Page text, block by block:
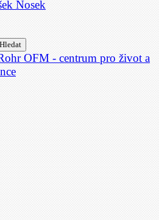
Nosek
OFM - centrum pro život a